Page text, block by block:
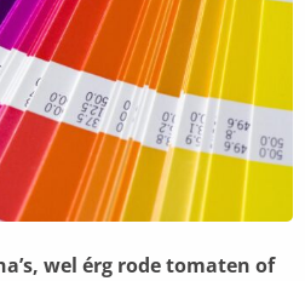
wel érg rode tomaten of